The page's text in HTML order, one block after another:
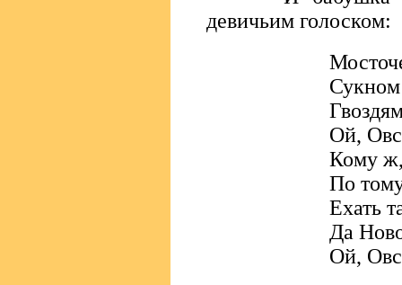
девичьим голоском:
Сукном
Ой,
Кому ж,
По
Ехать
Да
Ой,